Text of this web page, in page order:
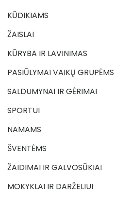
KŪDIKIAMS
ŽAISLAI
KŪRYBA IR LAVINIMAS
PASIŪLYMAI VAIKŲ GRUPĖMS
SALDUMYNAI IR GĖRIMAI
SPORTUI
NAMAMS
ŠVENTĖMS
ŽAIDIMAI IR GALVOSŪKIAI
MOKYKLAI IR DARŽELIUI